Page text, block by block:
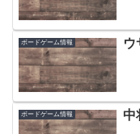
ボードゲーム情報 ウ
ボードゲーム情報 中